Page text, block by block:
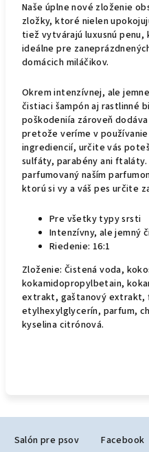
Naše úplne nové zloženie
zložky, ktoré nielen
tiež vytvárajú luxusnú penu,
ideálne pre
domácich miláčikov.
Okrem intenzívnej, ale
čistiaci šampón aj rastlinné
poškodeniía zároveň
pretože veríme v
ingrediencií, určite vás
sulfáty, parabény ani ftaláty.
parfumovaný naším
ktorú si vy a váš pes určite
Pre všetky typy srsti
Intenzívny, ale jemný
Riedenie: 16:1
Zloženie: Čistená voda,
kokamidopropylbetain,
extrakt, gaštanový extrakt,
etylhexylglycerín, parfum,
kyselina citrónová.
Salón pre psov Facebook